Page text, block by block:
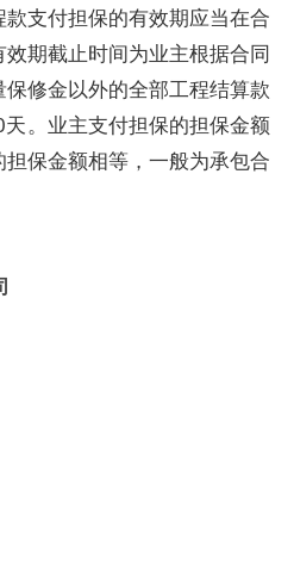
支付担保的有效期应当在合
期截止时间为业主根据合同
修金以外的全部工程结算款
。业主支付担保的担保金额
保金额相等，一般为承包合